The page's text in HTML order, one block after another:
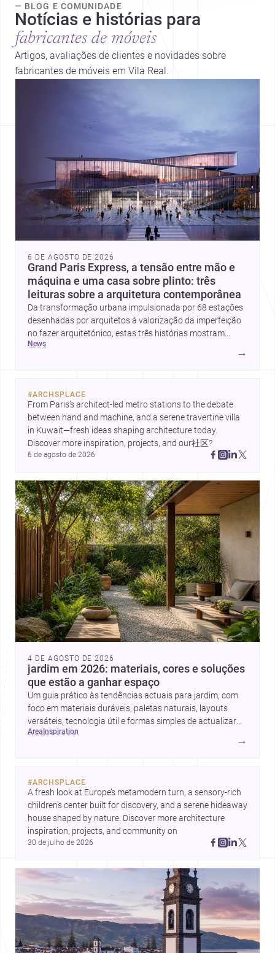
— BLOG E COMUNIDADE
Notícias e histórias para
fabricantes de móveis
Artigos, avaliações de clientes e novidades sobre
fabricantes de móveis em Vila Real.
6 DE AGOSTO DE 2026
Grand Paris Express, a tensão entre mão e
máquina e uma casa sobre plinto: três
leituras sobre a arquitetura contemporânea
Da transformação urbana impulsionada por 68 estações
desenhadas por arquitetos à valorização da imperfeição
no fazer arquitetónico, estas três histórias mostram
como a disciplina continua a reinventar cidades, materiais
contemporânea.
news
→
#ARCHSPLACE
From Paris’s architect-led metro stations to the debate
between hand and machine, and a serene travertine villa
in Kuwait—fresh ideas shaping architecture today.
Discover more inspiration, projects, and our社区?
6 de agosto de 2026
4 DE AGOSTO DE 2026
jardim em 2026: materiais, cores e soluções
que estão a ganhar espaço
Um guia prático às tendências actuais para jardim, com
foco em materiais duráveis, paletas naturais, layouts
versáteis, tecnologia útil e formas simples de actualizar
sem obras totais.
area inspiration
→
#ARCHSPLACE
A fresh look at Europe’s metamodern turn, a sensory-rich
children’s center built for discovery, and a serene hideaway
house shaped by nature. Discover more architecture
30 de julho de 2026